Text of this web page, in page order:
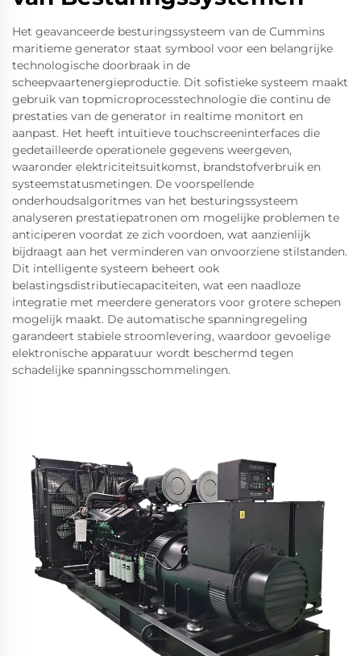
Het geavanceerde besturingssysteem van de Cummins
maritieme generator staat symbool voor een belangrijke
technologische doorbraak in de
scheepvaartenergieproductie. Dit sofistieke systeem maakt
gebruik van topmicroprocesstechnologie die continu de
prestaties van de generator in realtime monitort en
aanpast. Het heeft intuïtieve touchscreeninterfaces die
gedetailleerde operationele gegevens weergeven,
waaronder elektriciteitsuitkomst, brandstofverbruik en
systeemstatusmetingen. De voorspellende
onderhoudsalgoritmes van het besturingssysteem
analyseren prestatiepatronen om mogelijke problemen te
anticiperen voordat ze zich voordoen, wat aanzienlijk
bijdraagt aan het verminderen van onvoorziene stilstanden.
Dit intelligente systeem beheert ook
belastingsdistributiecapaciteiten, wat een naadloze
integratie met meerdere generators voor grotere schepen
mogelijk maakt. De automatische spanningregeling
garandeert stabiele stroomlevering, waardoor gevoelige
elektronische apparatuur wordt beschermd tegen
schadelijke spanningsschommelingen.